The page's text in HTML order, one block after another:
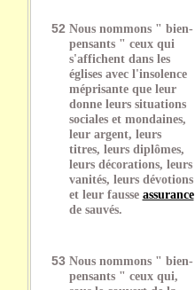
52 Nous nommons " bien-
pensants " ceux qui
s'affichent dans les
églises avec l'insolence
méprisante que leur
donne leurs situations
sociales et mondaines,
leur argent, leurs
titres, leurs diplômes,
leurs décorations, leurs
vanités, leurs dévotions
et leur fausse assurance
de sauvés.
53 Nous nommons " bien-
pensants " ceux qui,